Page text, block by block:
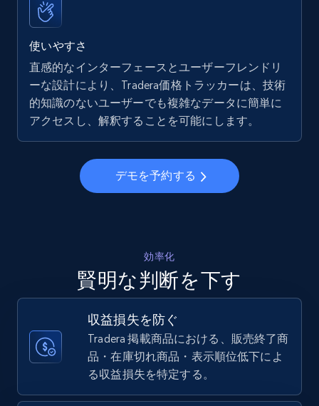
Walmart - products - Find new products by
using specific category URL
URL, Final price, Sku, Currency, Gtin,
Specifications, Image urls, Top reviews, and
more.
5.6K+ 874+ 今すぐ始める
Specifications, Image urls, Top reviews, and
Walmart - products - Discover products by
using sku numbers
使いやすさ
直感的なインターフェースとユーザーフレンドリ
ーな設計により、Tradera価格トラッカーは、技術
的知識のないユーザーでも複雑なデータに簡単に
アクセスし、解釈することを可能にします。
デモを予約する
効率化
賢明な判断を下す
収益損失を防ぐ
Tradera 掲載商品における、販売終了商
品・在庫切れ商品・表示順位低下によ
る収益損失を特定する。